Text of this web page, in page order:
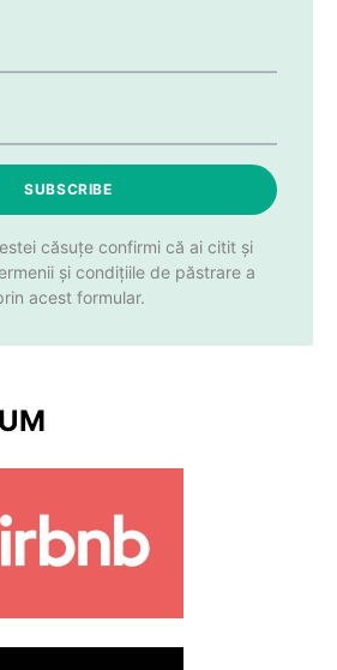
SUBSCRIBE
căsuțe confirmi că ai citit și
și condițiile de păstrare a
acest formular.